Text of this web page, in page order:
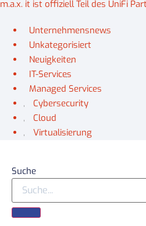
m.a.x. it ist offiziell Teil des UniFi
Unternehmensnews
,
Unkategorisiert
,
Neuigkeiten
,
IT-Services
,
Managed Services
,
Cybersecurity
,
Cloud
,
Virtualisierung
Suche